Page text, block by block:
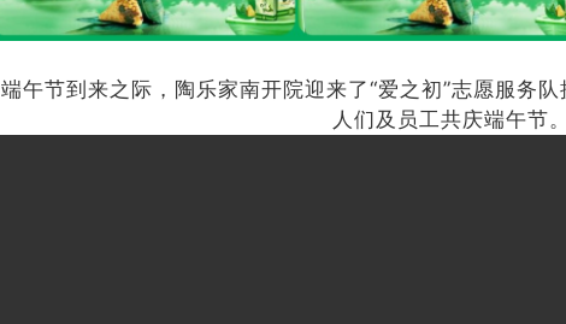
端午节到来之际，陶乐家南开院迎来了“爱之初”志愿服务队
人们及员工共庆端午节。